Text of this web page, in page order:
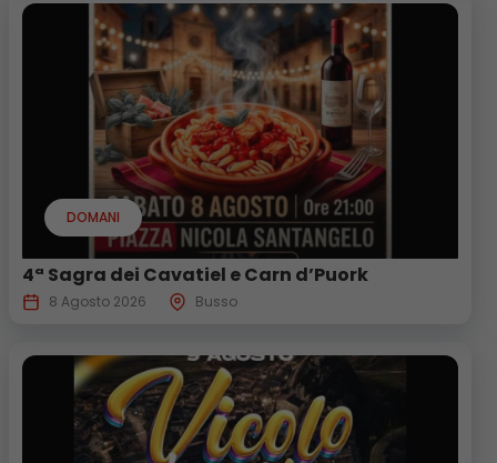
DOMANI
4ª Sagra dei Cavatiel e Carn d’Puork
8 Agosto 2026 Busso